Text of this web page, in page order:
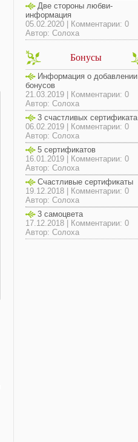
Две стороны любви-
информация
05.02.2020 | Комментарии: 0
Автор: Солоха
Бонусы
Информация о добавлении
бонусов
21.03.2019 | Комментарии: 0
Автор: Солоха
3 счастливых сертификата
06.02.2019 | Комментарии: 0
Автор: Солоха
5 сертификатов
16.01.2019 | Комментарии: 0
Автор: Солоха
Счастливые сертификаты
19.12.2018 | Комментарии: 0
Автор: Солоха
3 самоцвета
17.12.2018 | Комментарии: 0
Автор: Солоха